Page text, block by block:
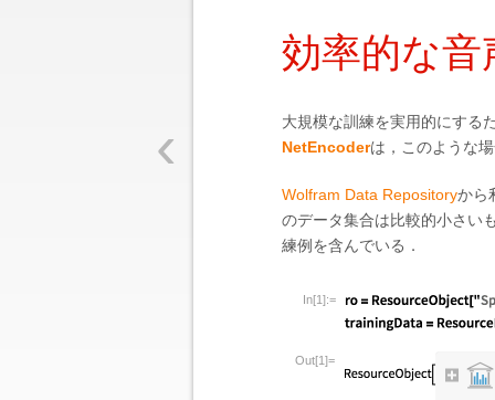
‹
効率的な
大規模な訓練を実用的にする
NetEncoderは，このような
Wolfram Data Repositoryから
のデータ集合は比較的小さい
練例を含んでいる．
In[1]:=
Out[1]=